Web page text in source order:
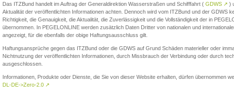
Das ITZBund handelt im Auftrag der Generaldirektion Wasserstraßen und Schifffahrt ( GDWS ↗ )
Aktualität der veröffentlichten Informationen achten. Dennoch wird vom ITZBund und der GDWS
Richtigkeit, die Genauigkeit, die Aktualität, die Zuverlässigkeit und die Vollständigkeit der in
übernommen. In PEGELONLINE werden zusätzlich Daten Dritter von nationalen und
angezeigt, für die ebenfalls der obige Haftungsausschluss gilt.
Haftungsansprüche gegen das ITZBund oder die GDWS auf Grund Schäden materieller oder
Nichtnutzung der veröffentlichten Informationen, durch Missbrauch der Verbindung oder durch
ausgeschlossen.
Informationen, Produkte oder Dienste, die Sie von dieser Website erhalten, dürfen übernommen
DL-DE->Zero-2.0 ↗